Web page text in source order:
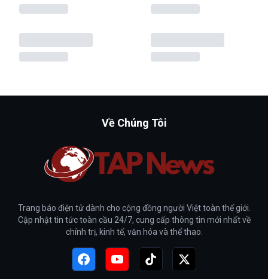
Về Chúng Tôi
Trang báo điện tử dành cho cộng đồng người Việt toàn thế giới.
Cập nhật tin tức toàn cầu 24/7, cung cấp thông tin mới nhất về
chính trị, kinh tế, văn hóa và thể thao.